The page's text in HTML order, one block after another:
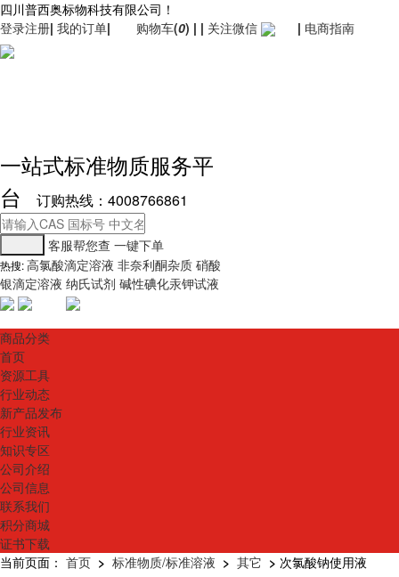
四川普西奥标物科技有限公司！
登录注册| 我的订单| 购物车(0) | | 关注微信 | 电商指南
一站式标准物质服务平
台
订购热线：4008766861
客服帮您查 一键下单
热搜:高氯酸滴定溶液 非奈利酮杂质 硝酸
银滴定溶液 纳氏试剂 碱性碘化汞钾试液
商品分类
首页
资源工具
行业动态
新产品发布
行业资讯
知识专区
公司介绍
公司信息
联系我们
积分商城
证书下载
当前页面： 首页 > 标准物质/标准溶液 > 其它 > 次氯酸钠使用液